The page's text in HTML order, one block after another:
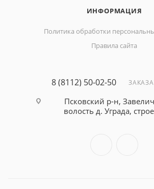
ИНФОРМАЦИЯ
Политика обработки
Правила сайта
8 (8112) 50-02-50
Псковский р-н,
волость д. Уграда,